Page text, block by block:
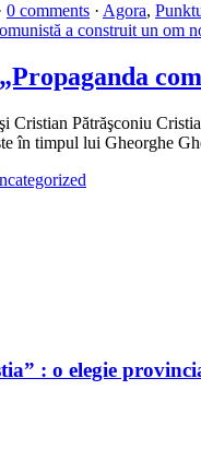
0 comments · Agora,
Pătrăşconiu
în timpul lui Gheorghe
: o elegie